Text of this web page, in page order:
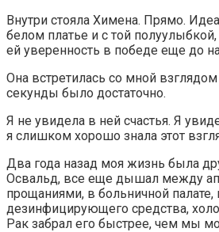
Внутри стояла Химена. Прямо.
белом платье и с той
ей уверенность в победе еще до
Она встретилась со мной
секунды было достаточно.
Я не увидела в ней счастья. Я
я слишком хорошо знала этот
Два года назад моя жизнь была
Освальд, все еще дышал между
прощаниями, в больничной палате,
дезинфицирующего средства,
Рак забрал его быстрее, чем мы